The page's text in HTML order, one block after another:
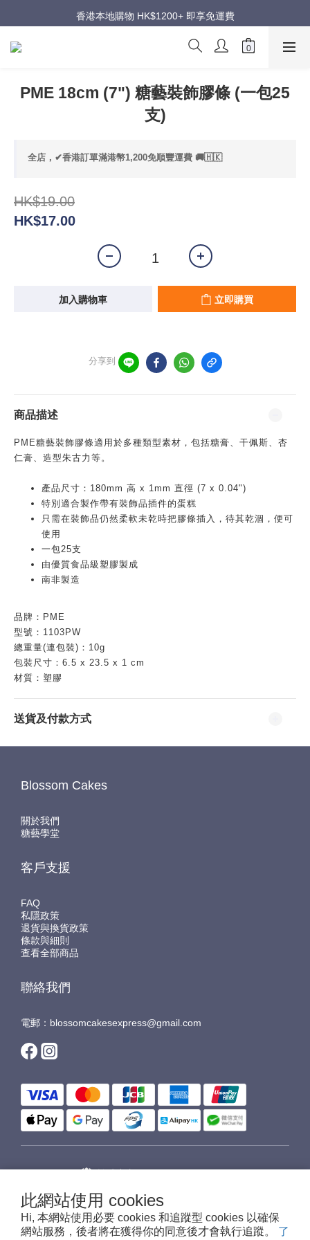
此網站使用 cookies
Hi, 本網站使用必要 cookies 和追蹤型 cookies 以確保
網站服務，後者將在獲得你的同意後才會執行追蹤。 了
週年慶超級優惠｜低至五折
香港本地購物 HK$1200+ 即享免運費
週年慶超級優惠｜低至五折
PME 18cm (7") 糖藝裝飾膠條 (一包25
支)
全店，✔香港訂單滿港幣1,200免順豐運費 🚚🇭🇰
HK$19.00
HK$17.00
加入購物車 立即購買
分享到
商品描述
PME糖藝裝飾膠條適用於多種類型素材，包括糖膏、干佩斯、杏
仁膏、造型朱古力等。
產品尺寸：180mm 高 x 1mm 直徑 (7 x 0.04")
特別適合製作帶有裝飾品插件的蛋糕
只需在裝飾品仍然柔軟未乾時把膠條插入，待其乾涸，便可
使用
一包25支
由優質食品級塑膠製成
南非製造
品牌：PME
型號：1103PW
總重量(連包裝)：10g
包裝尺寸：6.5 x 23.5 x 1 cm
材質：塑膠
送貨及付款方式
Blossom Cakes
關於我們
糖藝學堂
客戶支援
FAQ
私隱政策
退貨與換貨政策
條款與細則
查看全部商品
聯絡我們
電郵：blossomcakesexpress@gmail.com